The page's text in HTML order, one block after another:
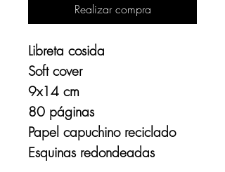
Realizar compra
Libreta cosida
Soft cover
9x14 cm
80 páginas
Papel capuchino reciclado
Esquinas redondeadas